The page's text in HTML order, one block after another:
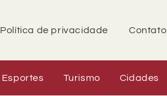
Política de privacidade Contato
Esportes Turismo Cidades